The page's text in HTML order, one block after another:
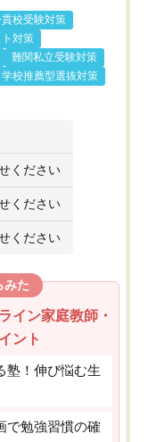
校受験対策
対策
難関私立受験対策
校推薦型選抜対策
ください
ください
ください
みた
イン家庭教師・
ント
塾！伸び悩む生
で勉強習慣の確